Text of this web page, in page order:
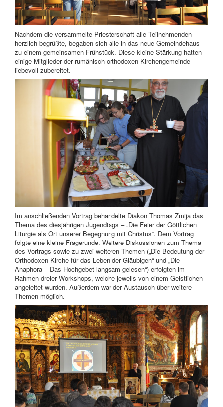
Nachdem die versammelte Priesterschaft alle Teilnehmenden
herzlich begrüßte, begaben sich alle in das neue Gemeindehaus
zu einem gemeinsamen Frühstück. Diese kleine Stärkung hatten
einige Mitglieder der rumänisch-orthodoxen Kirchengemeinde
liebevoll zubereitet.
Im anschließenden Vortrag behandelte Diakon Thomas Zmija das
Thema des diesjährigen Jugendtags – „Die Feier der Göttlichen
Liturgie als Ort unserer Begegnung mit Christus“. Dem Vortrag
folgte eine kleine Fragerunde. Weitere Diskussionen zum Thema
des Vortrags sowie zu zwei weiteren Themen („Die Bedeutung der
Orthodoxen Kirche für das Leben der Gläubigen“ und „Die
Anaphora – Das Hochgebet langsam gelesen“) erfolgten im
Rahmen dreier Workshops, welche jeweils von einem Geistlichen
angeleitet wurden. Außerdem war der Austausch über weitere
Themen möglich.